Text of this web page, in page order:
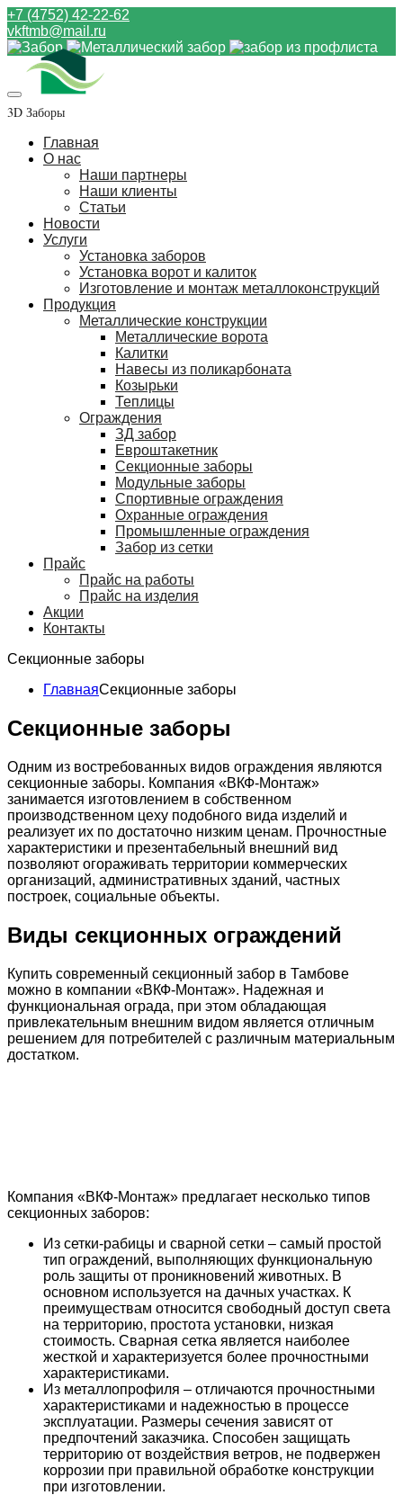
+7 (4752) 42-22-62
vkftmb@mail.ru
3D Заборы
Главная
О нас
Наши партнеры
Наши клиенты
Статьи
Новости
Услуги
Установка заборов
Установка ворот и калиток
Изготовление и монтаж металлоконструкций
Продукция
Металлические конструкции
Металлические ворота
Калитки
Навесы из поликарбоната
Козырьки
Теплицы
Ограждения
ЗД забор
Евроштакетник
Секционные заборы
Модульные заборы
Спортивные ограждения
Охранные ограждения
Промышленные ограждения
Забор из сетки
Прайс
Прайс на работы
Прайс на изделия
Акции
Контакты
Секционные заборы
ГлавнаяСекционные заборы
Секционные заборы
Одним из востребованных видов ограждения являются
секционные заборы. Компания «ВКФ-Монтаж»
занимается изготовлением в собственном
производственном цеху подобного вида изделий и
реализует их по достаточно низким ценам. Прочностные
характеристики и презентабельный внешний вид
позволяют огораживать территории коммерческих
организаций, административных зданий, частных
построек, социальные объекты.
Виды секционных ограждений
Купить современный секционный забор в Тамбове
можно в компании «ВКФ-Монтаж». Надежная и
функциональная ограда, при этом обладающая
привлекательным внешним видом является отличным
решением для потребителей с различным материальным
достатком.
Компания «ВКФ-Монтаж» предлагает несколько типов
секционных заборов:
Из сетки-рабицы и сварной сетки – самый простой
тип ограждений, выполняющих функциональную
роль защиты от проникновений животных. В
основном используется на дачных участках. К
преимуществам относится свободный доступ света
на территорию, простота установки, низкая
стоимость. Сварная сетка является наиболее
жесткой и характеризуется более прочностными
характеристиками.
Из металлопрофиля – отличаются прочностными
характеристиками и надежностью в процессе
эксплуатации. Размеры сечения зависят от
предпочтений заказчика. Способен защищать
территорию от воздействия ветров, не подвержен
коррозии при правильной обработке конструкции
при изготовлении.